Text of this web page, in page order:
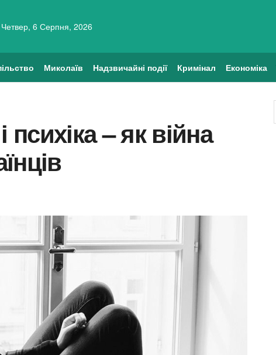
Четвер, 6 Серпня, 2026
Миколаїв Надзвичайні події Кримінал Економіка
психіка – як війна